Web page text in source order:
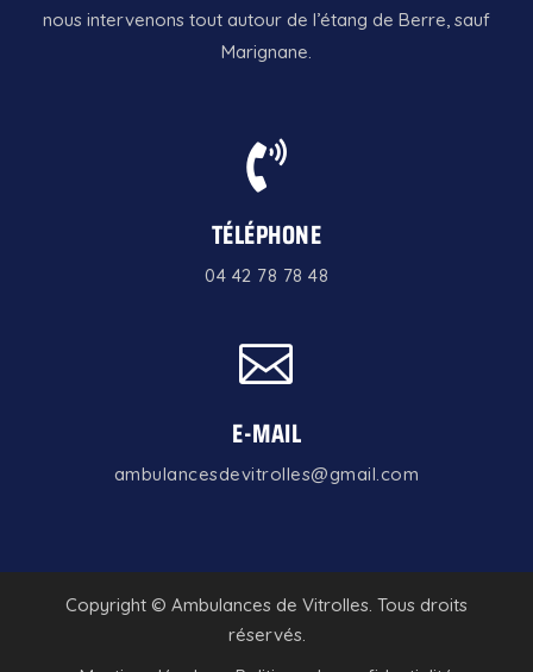
nous intervenons tout autour de l’étang de Berre, sauf
Marignane.

TÉLÉPHONE
04 42 78 78 48

E-MAIL
ambulancesdevitrolles@gmail.com
Copyright © Ambulances de Vitrolles. Tous droits
réservés.